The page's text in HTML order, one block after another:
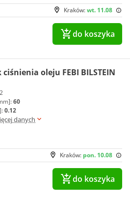
Kraków:wt. 11.08
do koszyka
oleju FEBI BILSTEIN
60
0.12
danych
Kraków: pon. 10.08
do koszyka